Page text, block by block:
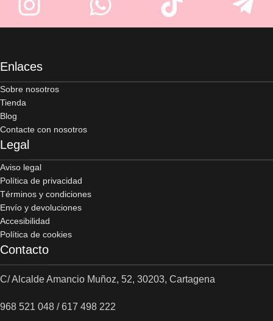
Enlaces
Sobre nosotros
Tienda
Blog
Contacte con nosotros
Legal
Aviso legal
Política de privacidad
Términos y condiciones
Envío y devoluciones
Accesibilidad
Política de cookies
Contacto
C/ Alcalde Amancio Muñoz, 52, 30203, Cartagena
968 521 048 / 617 498 222